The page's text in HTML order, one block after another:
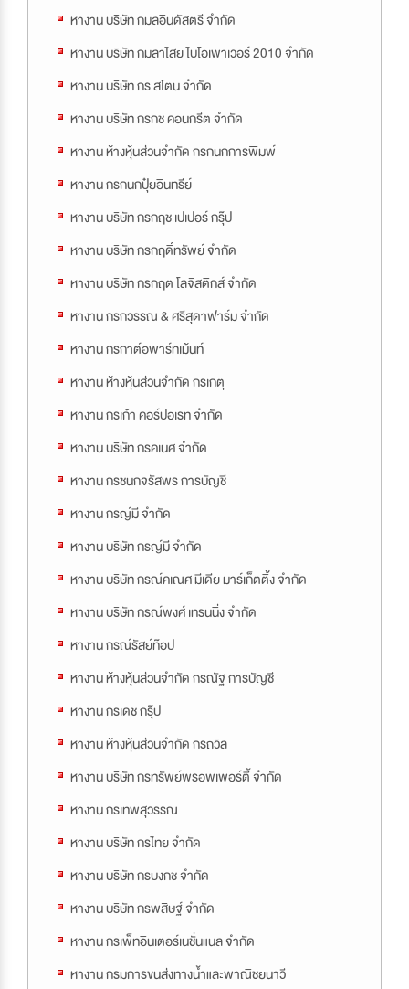
หางาน บริษัท กมลอินดัสตรี จำกัด
หางาน บริษัท กมลาไสย ไบโอเพาเวอร์ 2010 จำกัด
หางาน บริษัท กร สโตน จำกัด
หางาน บริษัท กรกช คอนกรีต จำกัด
หางาน ห้างหุ้นส่วนจำกัด กรกนกการพิมพ์
หางาน กรกนกปุ๋ยอินทรีย์
หางาน บริษัท กรกฤช เปเปอร์ กรุ๊ป
หางาน บริษัท กรกฤดิ์ทรัพย์ จำกัด
หางาน บริษัท กรกฤต โลจิสติกส์ จำกัด
หางาน กรกวรรณ & ศรีสุดาฟาร์ม จำกัด
หางาน กรกาต์อพาร์ทเม้นท์
หางาน ห้างหุ้นส่วนจำกัด กรเกตุ
หางาน กรเก้า คอร์ปอเรท จำกัด
หางาน บริษัท กรคเนศ จำกัด
หางาน กรชนกจรัสพร การบัญชี
หางาน กรญ์มี จำกัด
หางาน บริษัท กรญ์มี จำกัด
หางาน บริษัท กรณ์คเณศ มีเดีย มาร์เก็ตติ้ง จำกัด
หางาน บริษัท กรณ์พงศ์ เทรนนิ่ง จำกัด
หางาน กรณ์รัสย์ท๊อป
หางาน ห้างหุ้นส่วนจำกัด กรณัฐ การบัญชี
หางาน กรเดช กรุ๊ป
หางาน ห้างหุ้นส่วนจำกัด กรถวิล
หางาน บริษัท กรทรัพย์พรอพเพอร์ตี้ จำกัด
หางาน กรเทพสุวรรณ
หางาน บริษัท กรไทย จำกัด
หางาน บริษัท กรบงกช จำกัด
หางาน บริษัท กรพสิษฐ์ จำกัด
หางาน กรเพ็ทอินเตอร์เนชั่นแนล จำกัด
หางาน กรมการขนส่งทางน้ำและพาณิชยนาวี